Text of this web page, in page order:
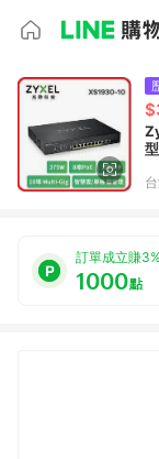
訂單成立賺3%
1000點